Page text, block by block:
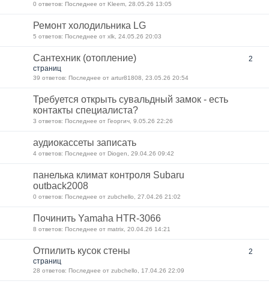
0 ответов: Последнее от Kleem, 28.05.26 13:05
Ремонт холодильника LG
5 ответов: Последнее от xlk, 24.05.26 20:03
Сантехник (отопление)
2
страниц
39 ответов: Последнее от artur81808, 23.05.26 20:54
Требуется открыть сувальдный замок - есть
контакты специалиста?
3 ответов: Последнее от Георгич, 9.05.26 22:26
аудиокассеты записать
4 ответов: Последнее от Diogen, 29.04.26 09:42
панелька климат контроля Subaru
outback2008
0 ответов: Последнее от zubchello, 27.04.26 21:02
Починить Yamaha HTR-3066
8 ответов: Последнее от matrix, 20.04.26 14:21
Отпилить кусок стены
2
страниц
28 ответов: Последнее от zubchello, 17.04.26 22:09